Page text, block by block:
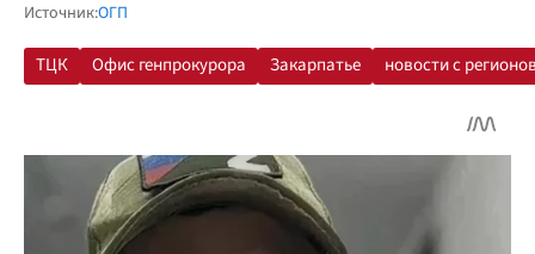
Источник:ОГП
ТЦК Офис генпрокурора Закарпатье новости с